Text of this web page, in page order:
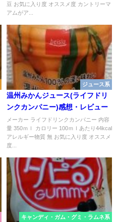
豆 お気に入り度 オススメ度 カントリーマ
アムがア...
ジュース系
温州みかんジュース(ライフドリ
ンクカンパニー)感想・レビュー
メーカー ライフドリンクカンパニー 内容
量 350ｍｌ カロリー 100ｍｌあたり44kcal
アレルギー物質 無 お気に入り度 オススメ
度...
キャンディ・ガム・グミ・ラムネ系